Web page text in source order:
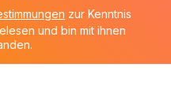
zur Kenntnis
und bin mit ihnen